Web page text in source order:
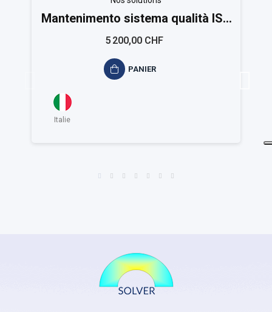
Mantenimento sistema qualità ISO
27001 Medium
5 200,00 CHF
PANIER
Italie